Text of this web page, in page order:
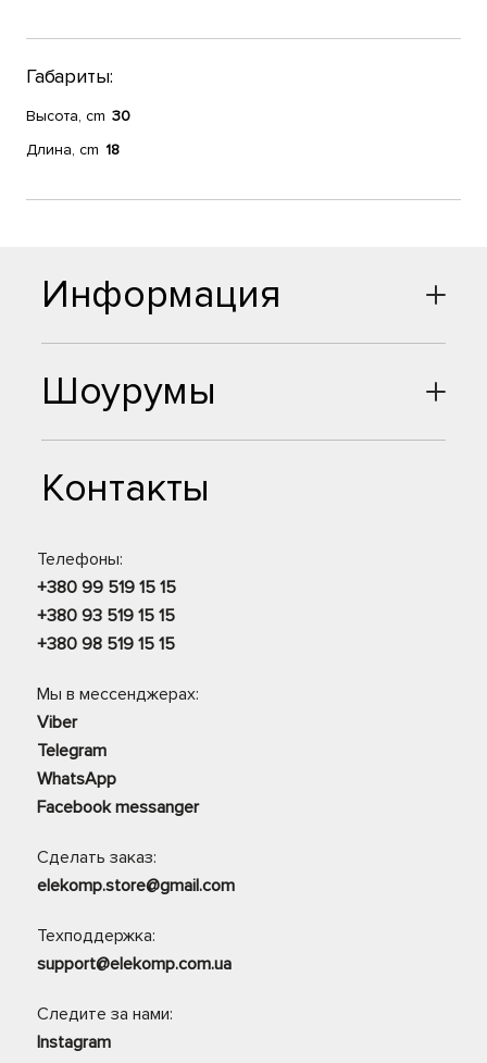
Габариты:
Высота, cm 30
Длина, cm 18
Шоурумы
Контакты
Телефоны:
+380 99 519 15 15
+380 93 519 15 15
+380 98 519 15 15
Мы в мессенджерах:
Viber
Telegram
WhatsApp
Facebook messanger
Сделать заказ:
elekomp.store@gmail.com
Техподдержка:
support@elekomp.com.ua
Следите за нами:
Instagram
Информация